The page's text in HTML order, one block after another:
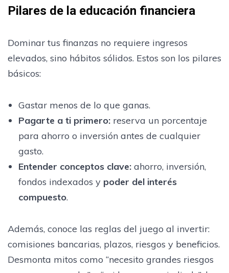
Pilares de la educación financiera
Dominar tus finanzas no requiere ingresos
elevados, sino hábitos sólidos. Estos son los pilares
básicos:
Gastar menos de lo que ganas.
Pagarte a ti primero:reserva un porcentaje
para ahorro o inversión antes de cualquier
gasto.
Entender conceptos clave:ahorro, inversión,
fondos indexados y poder del interés
compuesto.
Además, conoce las reglas del juego al invertir:
comisiones bancarias, plazos, riesgos y beneficios.
Desmonta mitos como “necesito grandes riesgos